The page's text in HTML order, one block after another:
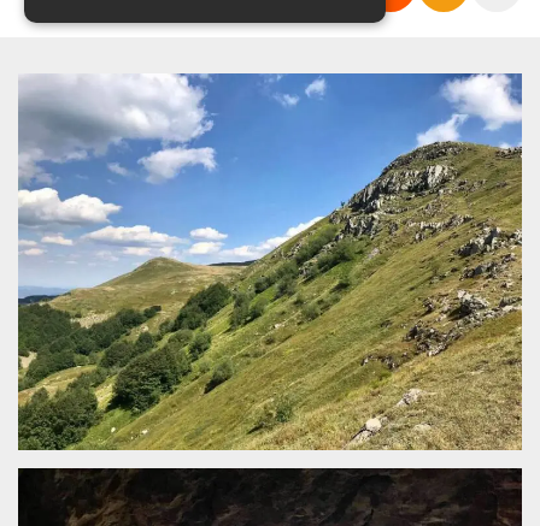
Necessari Marketing
I cookie strettamente necessari o tecnici sono
indispensabili al funzionamento del sito. I
servizi qui presenti non potranno funzionare
senza.
Nome
Dominio
Scadenza Descrizione
cf_clearance
Cloudflare,
Inc.
.oooh.events
1 anno
Clearance
Cookie from
CloudFlare
stores the proof
of challenge
passed. It is
used to no
longer issue a
captcha or
jschallenge
challenge if
present. It is
required to
reach origin
server.